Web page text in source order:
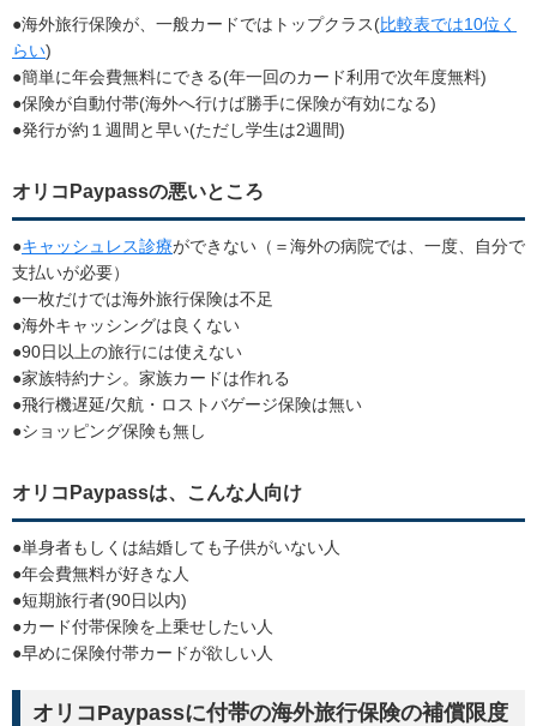
●海外旅行保険が、一般カードではトップクラス(比較表では10位く
らい)
●簡単に年会費無料にできる(年一回のカード利用で次年度無料)
●保険が自動付帯(海外へ行けば勝手に保険が有効になる)
●発行が約１週間と早い(ただし学生は2週間)
オリコPaypassの悪いところ
●キャッシュレス診療ができない（＝海外の病院では、一度、自分で
支払いが必要）
●一枚だけでは海外旅行保険は不足
●海外キャッシングは良くない
●90日以上の旅行には使えない
●家族特約ナシ。家族カードは作れる
●飛行機遅延/欠航・ロストバゲージ保険は無い
●ショッピング保険も無し
オリコPaypassは、こんな人向け
●単身者もしくは結婚しても子供がいない人
●年会費無料が好きな人
●短期旅行者(90日以内)
●カード付帯保険を上乗せしたい人
●早めに保険付帯カードが欲しい人
オリコPaypassに付帯の海外旅行保険の補償限度